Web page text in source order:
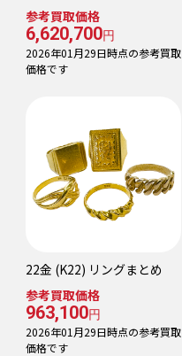
参考買取価格
6,620,700円
2026年01月29日時点の参考買取
価格です
22金 (K22) リングまとめ
参考買取価格
963,100円
2026年01月29日時点の参考買取
価格です